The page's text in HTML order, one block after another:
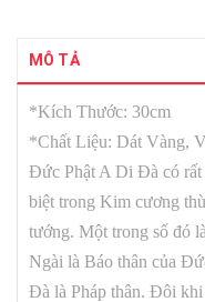
MÔ TẢ
*Kích Thước: 30cm
*Chất Liệu: Dát Vàng,
Đức Phật A Di Đà có rất
biệt trong Kim cương
tướng. Một trong số đó
Ngài là Báo thân của
Đà là Pháp thân. Đôi khi